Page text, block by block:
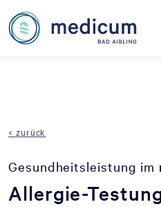
< zurück
Gesundheitsleistung im
Allergie-